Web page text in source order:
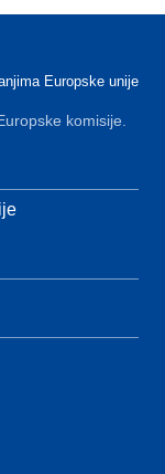
Europske unije
komisije.